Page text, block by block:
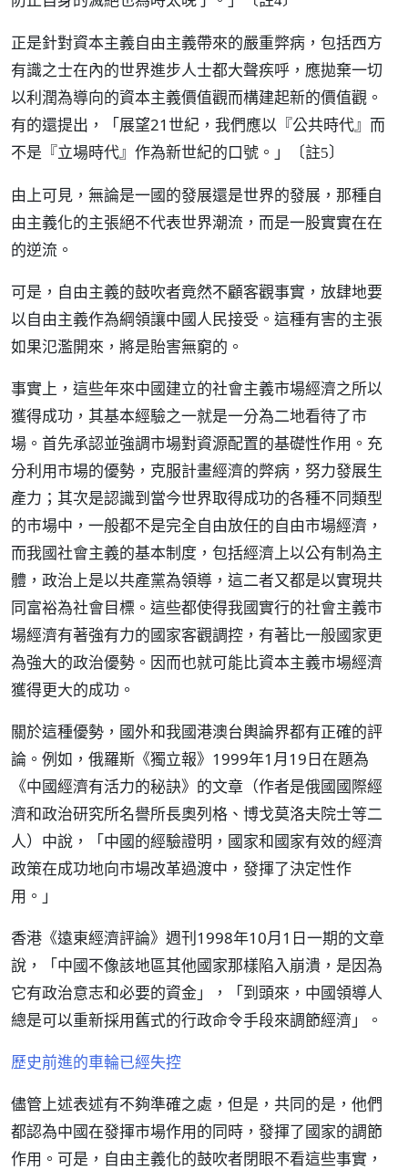
正是針對資本主義自由主義帶來的嚴重弊病，包括西方
有識之士在內的世界進步人士都大聲疾呼，應拋棄一切
以利潤為導向的資本主義價值觀而構建起新的價值觀。
有的還提出，「展望21世紀，我們應以『公共時代』而
不是『立場時代』作為新世紀的口號。」
〔註5〕
由上可見，無論是一國的發展還是世界的發展，那種自
由主義化的主張絕不代表世界潮流，而是一股實實在在
的逆流。
可是，自由主義的鼓吹者竟然不顧客觀事實，放肆地要
以自由主義作為綱領讓中國人民接受。這種有害的主張
如果氾濫開來，將是貽害無窮的。
事實上，這些年來中國建立的社會主義市場經濟之所以
獲得成功，其基本經驗之一就是一分為二地看待了市
場。首先承認並強調市場對資源配置的基礎性作用。充
分利用市場的優勢，克服計畫經濟的弊病，努力發展生
產力；其次是認識到當今世界取得成功的各種不同類型
的市場中，一般都不是完全自由放任的自由市場經濟，
而我國社會主義的基本制度，包括經濟上以公有制為主
體，政治上是以共產黨為領導，這二者又都是以實現共
同富裕為社會目標。這些都使得我國實行的社會主義市
場經濟有著強有力的國家客觀調控，有著比一般國家更
為強大的政治優勢。因而也就可能比資本主義市場經濟
獲得更大的成功。
關於這種優勢，國外和我國港澳台輿論界都有正確的評
論。例如，俄羅斯《獨立報》1999年1月19日在題為
《中國經濟有活力的秘訣》的文章（作者是俄國國際經
濟和政治研究所名譽所長奧列格、博戈莫洛夫院士等二
人）中說，「中國的經驗證明，國家和國家有效的經濟
政策在成功地向市場改革過渡中，發揮了決定性作
用。」
香港《遠東經濟評論》週刊1998年10月1日一期的文章
說，「中國不像該地區其他國家那樣陷入崩潰，是因為
它有政治意志和必要的資金」，「到頭來，中國領導人
總是可以重新採用舊式的行政命令手段來調節經濟」。
歷史前進的車輪已經失控
儘管上述表述有不夠準確之處，但是，共同的是，他們
都認為中國在發揮市場作用的同時，發揮了國家的調節
作用。可是，自由主義化的鼓吹者閉眼不看這些事實，